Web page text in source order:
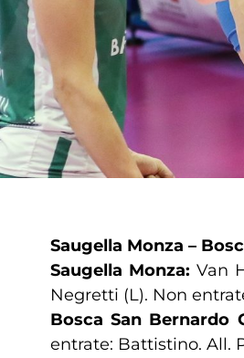
Saugella Monza –
Saugella Monza: Van
Negretti (L). Non
Bosca San Bernardo
entrate: Battistino. All.